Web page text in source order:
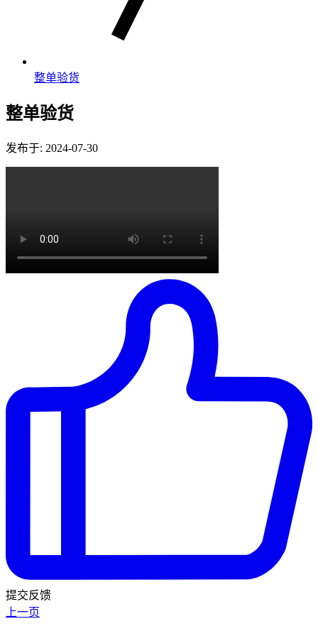
整单验货
整单验货
发布于: 2024-07-30
提交反馈
上一页